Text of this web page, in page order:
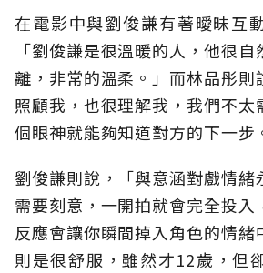
在電影中與劉俊謙有著曖昧互
「劉俊謙是很溫暖的人，他很
離，非常的溫柔。」而林品彤則
照顧我，也很理解我，我們不太
個眼神就能夠知道對方的下一步
劉俊謙則說，「與意涵對戲情緒
需要刻意，一開拍就會完全投入
反應會讓你瞬間掉入角色的情緒
則是很舒服，雖然才12歲，但